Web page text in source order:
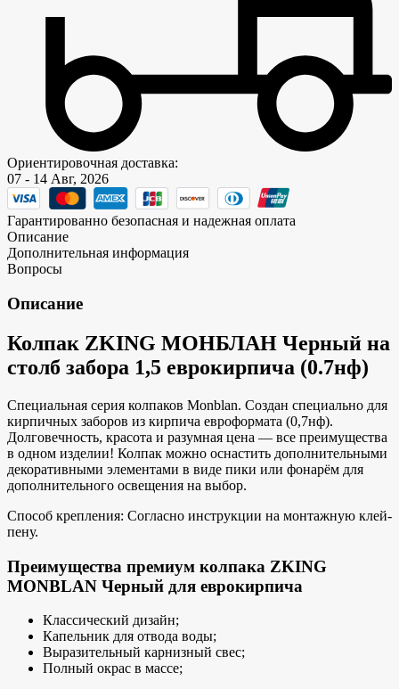
Ориентировочная доставка:
07 - 14 Авг, 2026
Гарантированно безопасная и надежная оплата
Описание
Дополнительная информация
Вопросы
Описание
Колпак ZKING МОНБЛАН Черный на
столб забора 1,5 еврокирпича (0.7нф)
Специальная серия колпаков Monblan. Создан специально для
кирпичных заборов из кирпича евроформата (0,7нф).
Долговечность, красота и разумная цена — все преимущества
в одном изделии! Колпак можно оснастить дополнительными
декоративными элементами в виде пики или фонарём для
дополнительного освещения на выбор.
Способ крепления: Согласно инструкции на монтажную клей-
пену.
Преимущества премиум колпака ZKING
MONBLAN Черный для еврокирпича
Классический дизайн;
Капельник для отвода воды;
Выразительный карнизный свес;
Полный окрас в массе;